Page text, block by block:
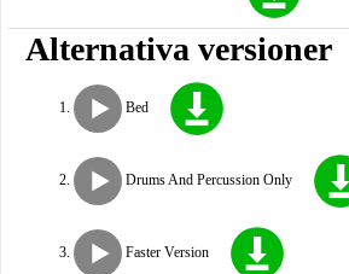
Alternativa versioner
Bed
Drums And Percussion Only
Faster Version